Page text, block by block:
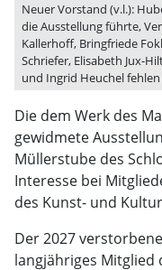
Neuer Vorstand (v.l.):
die Ausstellung führte,
Kallerhoff, Bringfriede
Schriefer, Elisabeth Jux-
und Ingrid Heuchel
Die dem Werk des
gewidmete
Müllerstube des
Interesse bei
des Kunst- und
Der 2027
langjähriges Mitglied